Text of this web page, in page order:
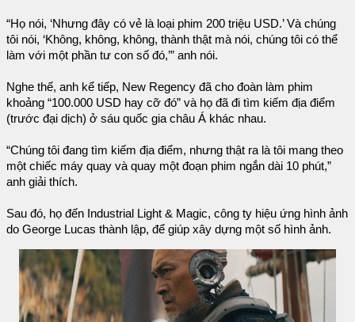
“Họ nói, ‘Nhưng đây có vẻ là loại phim 200 triệu USD.’ Và chúng
tôi nói, ‘Không, không, không, thành thật mà nói, chúng tôi có thể
làm với một phần tư con số đó,’” anh nói.
Nghe thế, anh kể tiếp, New Regency đã cho đoàn làm phim
khoảng “100.000 USD hay cỡ đó” và họ đã đi tìm kiếm địa điểm
(trước đại dịch) ở sáu quốc gia châu Á khác nhau.
“Chúng tôi đang tìm kiếm địa điểm, nhưng thật ra là tôi mang theo
một chiếc máy quay và quay một đoạn phim ngắn dài 10 phút,”
anh giải thích.
Sau đó, họ đến Industrial Light & Magic, công ty hiệu ứng hình ảnh
do George Lucas thành lập, để giúp xây dựng một số hình ảnh.